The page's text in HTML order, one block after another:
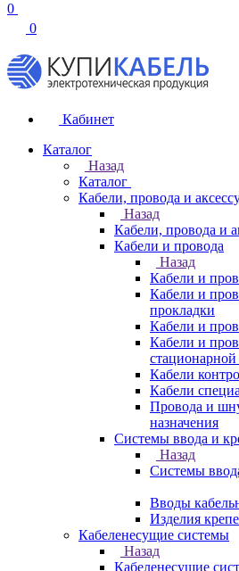
0
0
Кабинет
Каталог
Назад
Каталог
Кабели, провода и
Назад
Кабели, провода и
Кабели и провода
Назад
Кабели и
Кабели и
прокладки
Кабели и
Кабели и
Кабели
Кабели
Провода и
назначения
Системы ввода и
Назад
Системы
Вводы
Изделия
Кабеленесущие системы
Назад
Кабеленесущие